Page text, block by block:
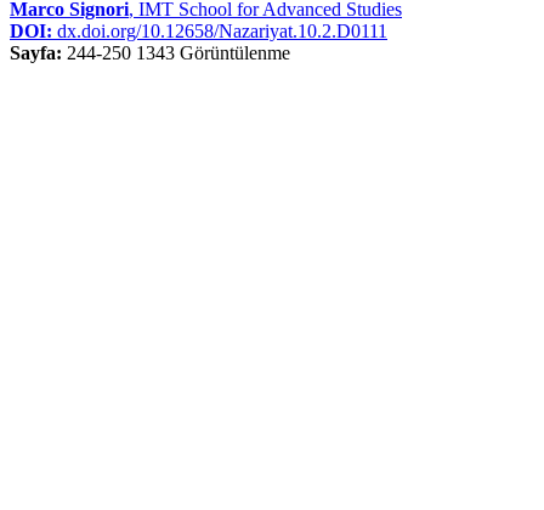
Marco Signori, IMT School for Advanced Studies
DOI: dx.doi.org/10.12658/Nazariyat.10.2.D0111
Sayfa: 244-250 1343 Görüntülenme